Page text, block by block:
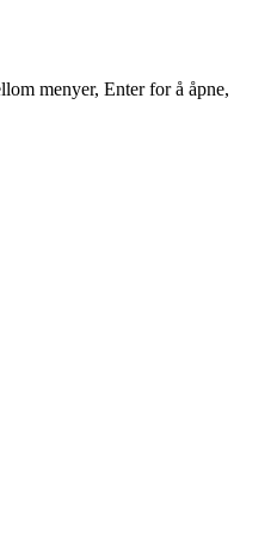
menyer, Enter for å åpne,